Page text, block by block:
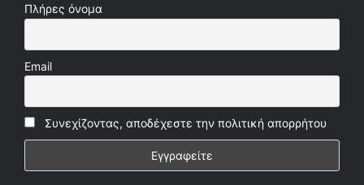
Πλήρες όνομα
Email
Συνεχίζοντας, αποδέχεστε την πολιτική απορρήτου